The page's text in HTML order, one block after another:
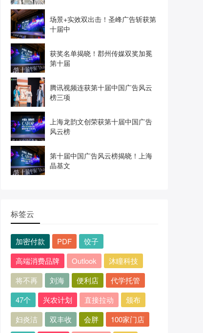
场景+实效双出击！圣峰广告斩获第
十届中
获奖名单揭晓！郡州传媒双奖加冕
第十届
腾讯视频连获第十届中国广告风云
榜三项
上海龙韵文创荣获第十届中国广告
风云榜
第十届中国广告风云榜揭晓！上海
晶基文
标签云
加密付款 PDF
饺子
高端消费品牌
Outlook
沐瞳科技
将不再
刘海 便利店
代学托管
47个
兴农计划 直接拉动
颁布
妇炎洁
双丰收 会胖
100家门店